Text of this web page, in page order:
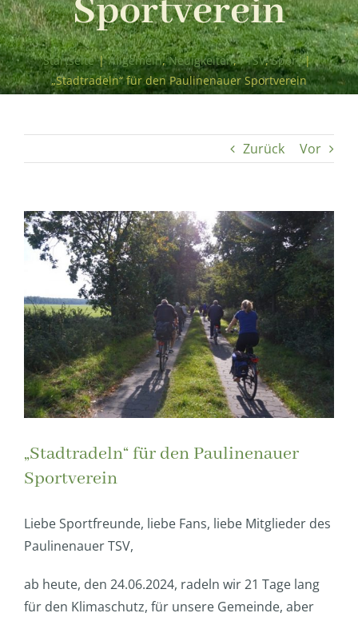
Sportverein
Startseite | Allgemein,Neuigkeiten,PTSV,Sport |
„Stadtradeln“ für den Paulinenauer Sportverein
Zurück Vor
Zeige
grösseres
Bild
„Stadtradeln“ für den Paulinenauer
Sportverein
Liebe Sportfreunde, liebe Fans, liebe Mitglieder des
Paulinenauer TSV,
ab heute, den 24.06.2024, radeln wir 21 Tage lang
für den Klimaschutz, für unsere Gemeinde, aber